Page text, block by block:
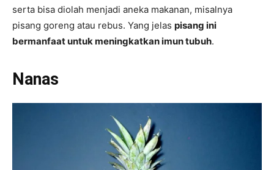
serta bisa diolah menjadi aneka makanan, misalnya
pisang goreng atau rebus. Yang jelas pisang ini
bermanfaat untuk meningkatkan imun tubuh.
Nanas